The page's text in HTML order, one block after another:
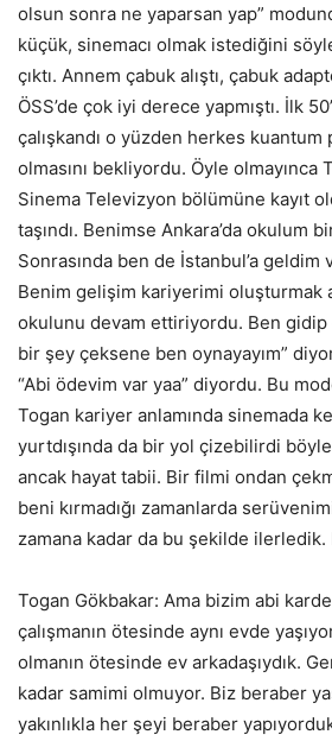
olsun sonra ne yaparsan yap”
küçük, sinemacı olmak istediğini
çıktı. Annem çabuk alıştı, çabuk
ÖSS’de çok iyi derece yapmıştı. İlk
çalışkandı o yüzden herkes
olmasını bekliyordu. Öyle olmayınca
Sinema Televizyon bölümüne kayıt
taşındı. Benimse Ankara’da okulum
Sonrasında ben de İstanbul’a geldim
Benim gelişim kariyerimi oluşturmak
okulunu devam ettiriyordu. Ben gidip
bir şey çeksene ben oynayayım”
“Abi ödevim var yaa” diyordu. Bu
Togan kariyer anlamında sinemada
yurtdışında da bir yol çizebilirdi
ancak hayat tabii. Bir filmi ondan
beni kırmadığı zamanlarda
zamana kadar da bu şekilde ilerledik.
Togan Gökbakar: Ama bizim abi
çalışmanın ötesinde aynı evde
olmanın ötesinde ev arkadaşıydık.
kadar samimi olmuyor. Biz beraber
yakınlıkla her şeyi beraber